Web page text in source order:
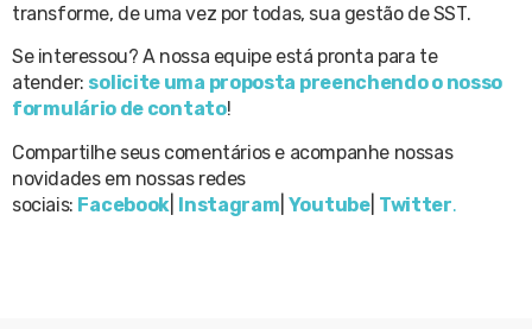
transforme, de uma vez por todas, sua gestão de SST.
Se interessou? A nossa equipe está pronta para te
atender: solicite uma proposta preenchendo o nosso
formulário de contato!
Compartilhe seus comentários e acompanhe nossas
novidades em nossas redes
sociais: Facebook Instagram Youtube| Twitter.